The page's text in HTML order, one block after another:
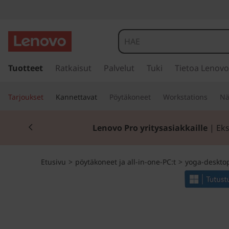
o
g
A
i
r
Tuotteet Ratkaisut Palvelut Tuki Tietoa
Tarjoukset Kannettavat Pöytäkoneet Workstations
Lenovo Pro yritysasiakkaille |
Currently displaying item 2 of 2
Etusivu > pöytäkoneet ja all-in-one-PC:t > yoga-